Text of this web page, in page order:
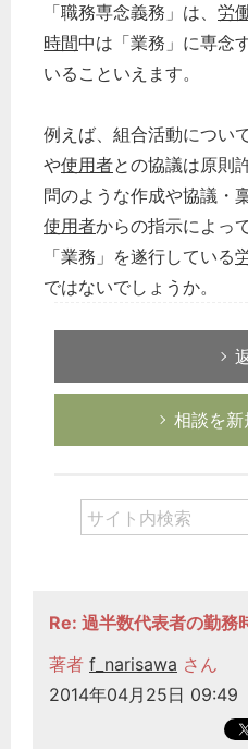
「職務専念義務」は、 労
時間中は「業務」に専念
いることいえます。
例えば、組合活動について
や使用者との協議は原則
問のような作成や協議・
使用者からの指示によっ
「業務」を遂行している
ではないでしょうか。
相談を新
Re: 過半数代表者の勤務
著者 f_narisawa さん
2014年04月25日 09:49